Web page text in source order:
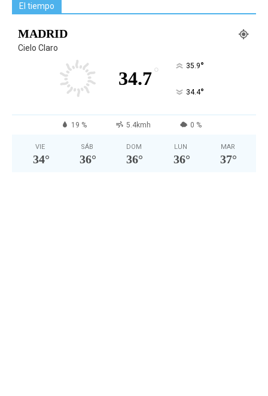
El tiempo
MADRID
Cielo Claro
34.7° 35.9°
34.4°
19 % 5.4kmh 0 %
VIE
34°
SÁB
36°
DOM
36°
LUN
36°
MAR
37°